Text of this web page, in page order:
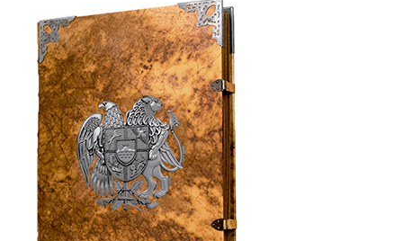
Contacto